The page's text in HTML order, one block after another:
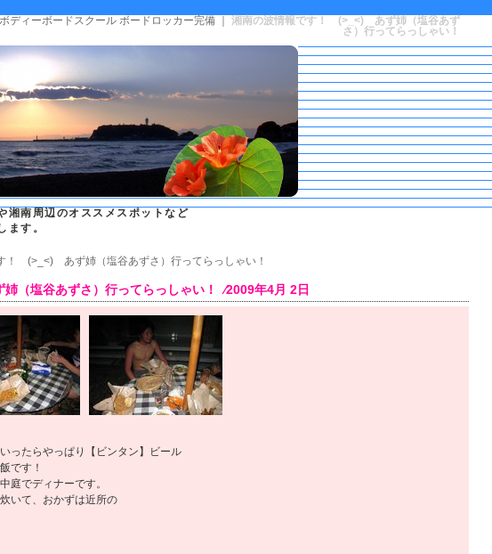
ディーボードスクール ボードロッカー完備 ｜
湘南の波情報です！ (>_<) あず姉（塩谷あず
さ）行ってらっしゃい！
湘南周辺のオススメスポットなど
ます。
！ (>_<) あず姉（塩谷あずさ）行ってらっしゃい！
塩谷あずさ）行ってらっしゃい！ ⁄2009年4月 2日
ったらやっぱり【ビンタン】ビール
です！
庭でディナーです。
いて、おかずは近所の